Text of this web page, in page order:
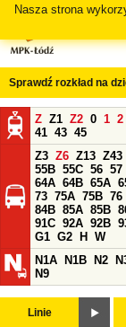
Nasza strona
Sprawdź rozkład na
Z Z1 Z2 0 1 2
41 43 45
Z3 Z6 Z13 Z43
55B 55C 56 57
64A 64B 65A
73 75A 75B 76
84B 85A 85B
91C 92A 92B
G1 G2 H
W
N1A
N1B N2
N9
Linie